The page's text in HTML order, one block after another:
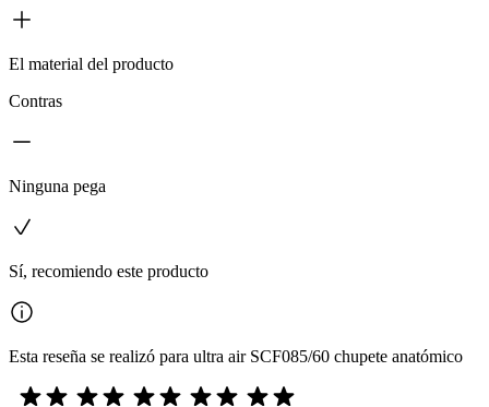
El material del producto
Contras
Ninguna pega
Sí, recomiendo este producto
Esta reseña se realizó para ultra air SCF085/60 chupete anatómico